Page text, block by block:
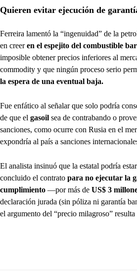
Quieren evitar ejecución de
Ferreira lamentó la “ingenuidad” de la
en creeren el espejito del combustible
imposible obtener precios inferiores al
commodity y que ningún proceso serio
la espera de una eventual baja.
Fue enfático al señalar que solo podría
de que el gasoil sea de contrabando o
sanciones, como ocurre con Rusia en el
expondría al país a sanciones
El analista insinuó que la estatal podría
concluido el contrato para no ejecutar la
cumplimiento —por más de US$ 3
declaración jurada (sin póliza ni garantía
el argumento del “precio milagroso”